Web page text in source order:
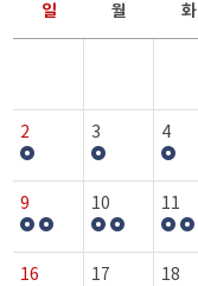
일 월 화
2 3 4
9 10 11
16 17 18